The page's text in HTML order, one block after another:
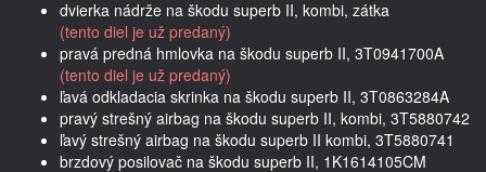
dvierka nádrže na škodu superb II, kombi, zátka
(tento diel je už predaný)
pravá predná hmlovka na škodu superb II, 3T0941700A
(tento diel je už predaný)
ľavá odkladacia skrinka na škodu superb II, 3T0863284A
pravý strešný airbag na škodu superb II, kombi, 3T5880742
ľavý strešný airbag na škodu superb II kombi, 3T5880741
brzdový posilovač na škodu superb II, 1K1614105CM